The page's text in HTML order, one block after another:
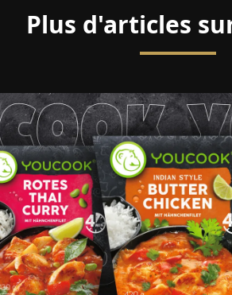
Plus d'articles